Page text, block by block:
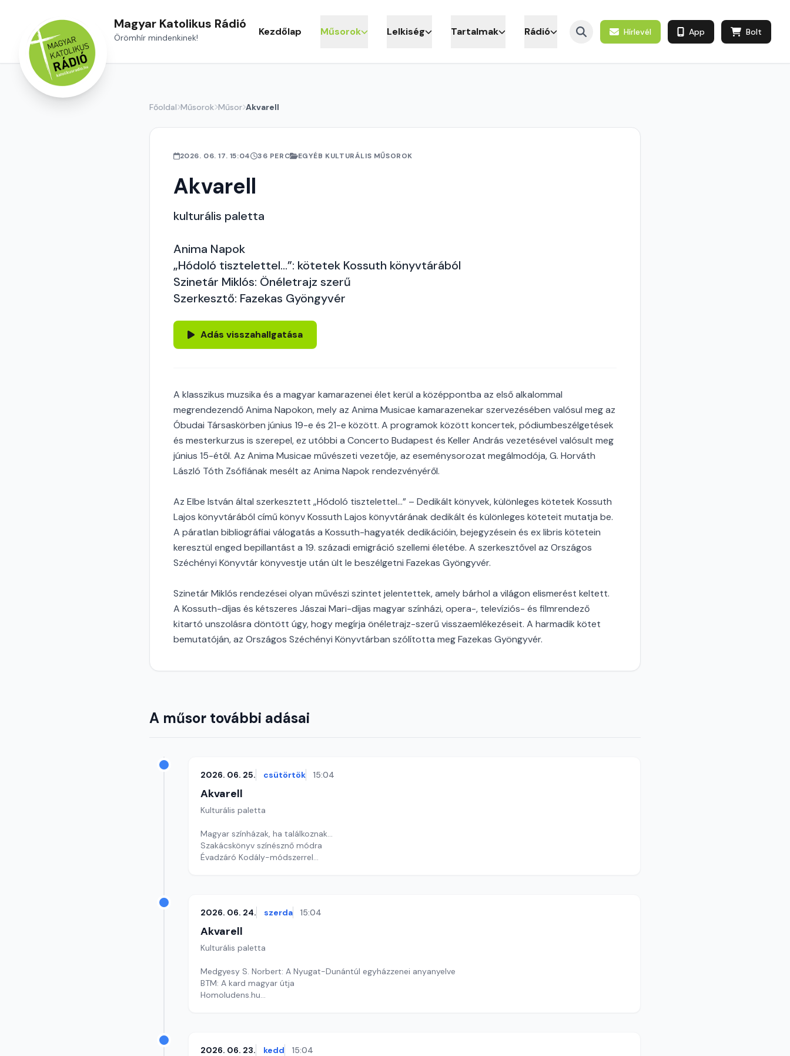
Magyar Katolikus Rádió
Örömhír mindenkinek! Kezdőlap Műsorok Lelkiség Tartalmak Rádió Hírlevél App Bolt
Főoldal Műsorok Műsor Akvarell
2026. 06. 17. 15:04 36 PERC EGYÉB KULTURÁLIS MŰSOROK
Akvarell
kulturális paletta
Anima Napok
„Hódoló tisztelettel...”: kötetek Kossuth könyvtárából
Szinetár Miklós: Önéletrajz szerű
Szerkesztő: Fazekas Gyöngyvér
Adás visszahallgatása
A klasszikus muzsika és a magyar kamarazenei élet kerül a középpontba az első alkalommal
megrendezendő Anima Napokon, mely az Anima Musicae kamarazenekar szervezésében valósul meg az
Óbudai Társaskörben június 19-e és 21-e között. A programok között koncertek, pódiumbeszélgetések
és mesterkurzus is szerepel, ez utóbbi a Concerto Budapest és Keller András vezetésével valósult meg
június 15-étől. Az Anima Musicae művészeti vezetője, az eseménysorozat megálmodója, G. Horváth
László Tóth Zsófiának mesélt az Anima Napok rendezvényéről.
Az Elbe István által szerkesztett „Hódoló tisztelettel...” – Dedikált könyvek, különleges kötetek Kossuth
Lajos könyvtárából című könyv Kossuth Lajos könyvtárának dedikált és különleges köteteit mutatja be.
A páratlan bibliográfiai válogatás a Kossuth-hagyaték dedikációin, bejegyzésein és ex libris kötetein
keresztül enged bepillantást a 19. századi emigráció szellemi életébe. A szerkesztővel az Országos
Széchényi Könyvtár könyvestje után ült le beszélgetni Fazekas Gyöngyvér.
Szinetár Miklós rendezései olyan művészi szintet jelentettek, amely bárhol a világon elismerést keltett.
A Kossuth-díjas és kétszeres Jászai Mari-díjas magyar színházi, opera-, televíziós- és filmrendező
kitartó unszolásra döntött úgy, hogy megírja önéletrajz-szerű visszaemlékezéseit. A harmadik kötet
bemutatóján, az Országos Széchényi Könyvtárban szólította meg Fazekas Gyöngyvér.
A műsor további adásai
2026. 06. 25. csütörtök 15:04
Akvarell
Kulturális paletta
Magyar színházak, ha találkoznak…
Szakácskönyv színésznő módra
Évadzáró Kodály-módszerrel
2026. 06. 24. szerda 15:04
Akvarell
Kulturális paletta
Medgyesy S. Norbert: A Nyugat-Dunántúl egyházzenei anyanyelve
BTM: A kard magyar útja
Homoludens.hu
2026. 06. 23. kedd 15:04